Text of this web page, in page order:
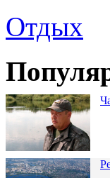
Отдых